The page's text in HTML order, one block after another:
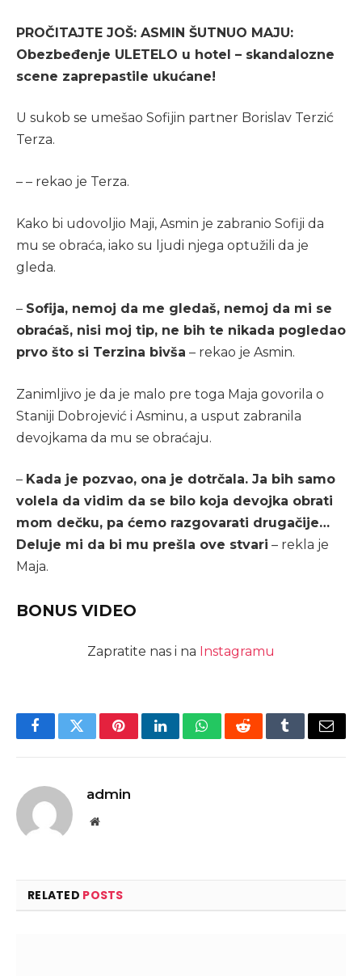
PROČITAJTE JOŠ: ASMIN ŠUTNUO MAJU:
Obezbeđenje ULETELO u hotel – skandalozne
scene zaprepastile ukućane!
U sukob se umešao Sofijin partner Borislav Terzić
Terza.
– – rekao je Terza.
Kako bi udovoljio Maji, Asmin je zabranio Sofiji da
mu se obraća, iako su ljudi njega optužili da je
gleda.
– Sofija, nemoj da me gledaš, nemoj da mi se
obraćaš, nisi moj tip, ne bih te nikada pogledao
prvo što si Terzina bivša – rekao je Asmin.
Zanimljivo je da je malo pre toga Maja govorila o
Staniji Dobrojević i Asminu, a usput zabranila
devojkama da mu se obraćaju.
– Kada je pozvao, ona je dotrčala. Ja bih samo
volela da vidim da se bilo koja devojka obrati
mom dečku, pa ćemo razgovarati drugačije…
Deluje mi da bi mu prešla ove stvari – rekla je
Maja.
BONUS VIDEO
Zapratite nas i na Instagramu
FacebookTwitterPinterestLinkedInWhatsAppRedditTumblrEmail
admin
Website
RELATED POSTS